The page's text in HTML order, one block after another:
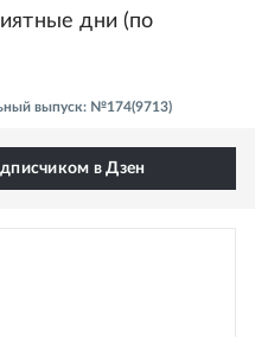
дни (по
выпуск: №174(9713)
в Дзен